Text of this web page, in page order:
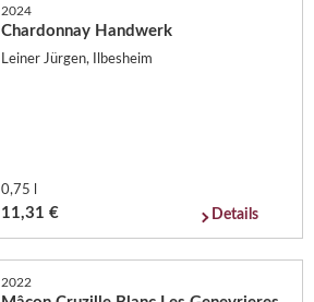
2024
Chardonnay Handwerk
Leiner Jürgen, Ilbesheim
0,75 l
11,31 € Details
2022